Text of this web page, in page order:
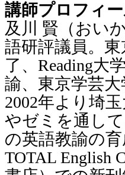
講師プロフィ
及川 賢（おい
語研評議員。
了、Reading大
諭、東京学芸
2002年より埼
やゼミを通し
の英語教諭の
TOTAL English